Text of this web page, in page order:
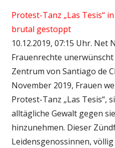
Protest-Tanz „Las Tesis“
brutal gestoppt
10.12.2019, 07:15 Uhr. Net
Frauenrechte
Zentrum von Santiago de
November 2019, Frauen
Protest-Tanz „Las Tesis“,
alltägliche Gewalt gegen
hinzunehmen. Dieser
Leidensgenossinnen,